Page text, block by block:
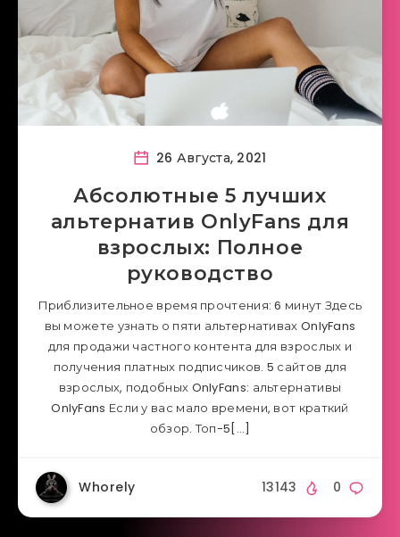
26 Августа, 2021
Абсолютные 5 лучших
альтернатив OnlyFans для
взрослых: Полное
руководство
Приблизительное время прочтения: 6 минут Здесь
вы можете узнать о пяти альтернативах OnlyFans
для продажи частного контента для взрослых и
получения платных подписчиков. 5 сайтов для
взрослых, подобных OnlyFans: альтернативы
OnlyFans Если у вас мало времени, вот краткий
обзор. Топ-5[…]
Whorely 0
13143